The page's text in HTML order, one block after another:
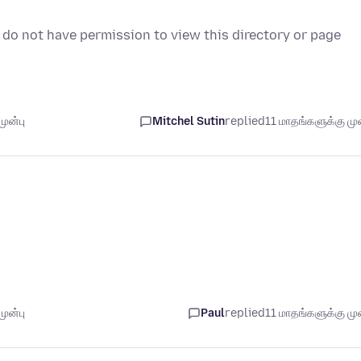
not have permission to view this directory or page
Mitchel Sutinreplied11 மாதங்களுக்கு
Paulreplied11 மாதங்களுக்கு